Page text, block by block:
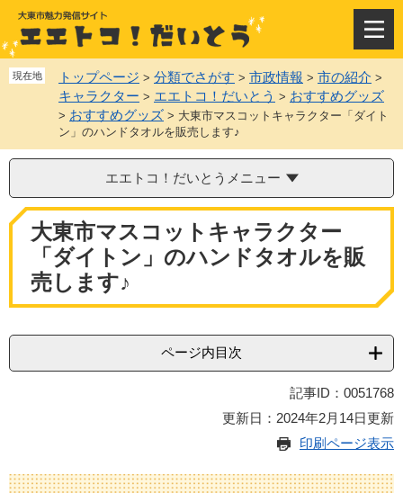
ジ
の
先
。
ュ
ー
を
て
文
へ
メ
ニ
ュ
ー
現在地 トップページ > 分類でさがす > 市政情報 > 市の紹介 >
キャラクター > エエトコ！だいとう > おすすめグッズ
> おすすめグッズ > 大東市マスコットキャラクター「ダイト
ン」のハンドタオルを販売します♪
エエトコ！だいとうメニュー
本
大東市マスコットキャラクター
「ダイトン」のハンドタオルを販
売します♪
ページ内目次
記事ID：0051768
更新日：2024年2月14日更新
印刷ページ表示